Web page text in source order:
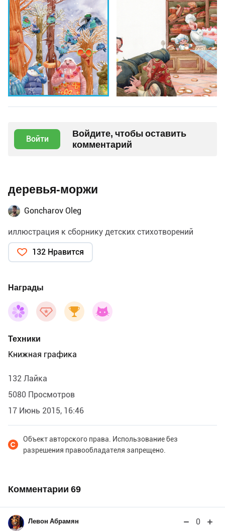
Войти
Войдите, чтобы оставить
комментарий
деревья-моржи
Goncharov Oleg
иллюстрация к сборнику детских стихотворений
132 Нравится
Награды
Техники
Книжная графика
132 Лайка
5080 Просмотров
17 Июнь 2015, 16:46
Объект авторского права. Использование без
разрешения правообладателя запрещено.
Комментарии 69
Левон Абрамян 0